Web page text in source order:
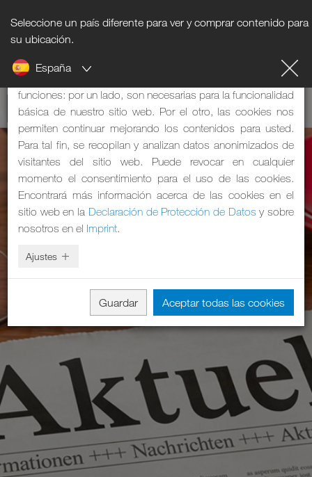
Seleccione un país diferente para ver y comprar contenido para
su ubicación.
España
Nota sobre cookies
Nuestra página web utiliza cookies, que tienen dos
funciones: por un lado, son necesarias para la funcionalidad
básica de nuestro sitio web. Por el otro, las cookies nos
permiten continuar mejorando los contenidos para usted.
Para tal fin, se recopilan y analizan datos anonimizados de
visitantes del sitio web. Puede revocar en cualquier
momento el consentimiento para el uso de las cookies.
Encontrará más información acerca de las cookies en el
sitio web en la Declaración de Protección de Datos y sobre
nosotros en el Imprint.
Ajustes
Guardar Aceptar todas las cookies